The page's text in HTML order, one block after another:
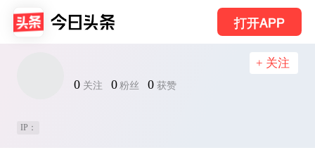
打开APP
0 关注 0 粉丝 0 获赞
+ 关注
IP：